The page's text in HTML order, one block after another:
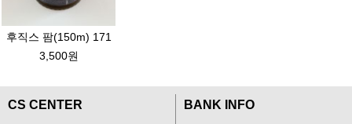
후직스 팜(150m) 171
3,500원
CS CENTER
BANK INFO